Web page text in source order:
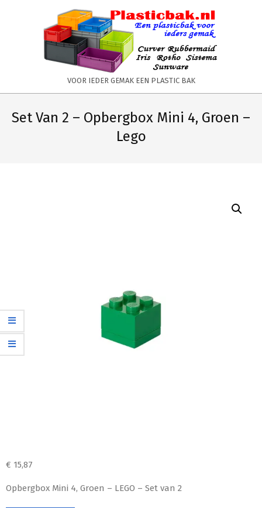
PLASTICBAK.NL
VOOR IEDER GEMAK EEN PLASTIC BAK
Navigation
Navigation
Set Van 2 – Opbergbox Mini 4, Groen –
Lego
€ 15,87
Opbergbox Mini 4, Groen – LEGO – Set van 2